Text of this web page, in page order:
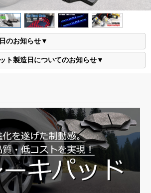
のお知らせ▼
8/13 ～ 8/16
より順次対応
ト製造日についてのお知らせ▼
次対応
関しまして、8月4日(木)15時までに
取れた分まで